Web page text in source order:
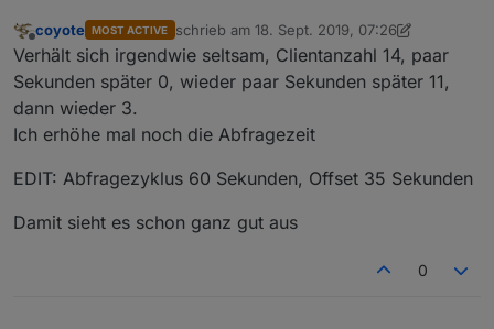
Offline
coyote MOST ACTIVE schrieb am 18. Sept. 2019, 07:26
zuletzt editiert von coyote
Verhält sich irgendwie seltsam, Clientanzahl 14, paar
Sekunden später 0, wieder paar Sekunden später 11,
dann wieder 3.
Ich erhöhe mal noch die Abfragezeit
EDIT: Abfragezyklus 60 Sekunden, Offset 35 Sekunden
Damit sieht es schon ganz gut aus
0